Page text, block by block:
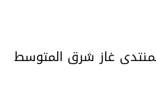
غاز شرق المتوسط